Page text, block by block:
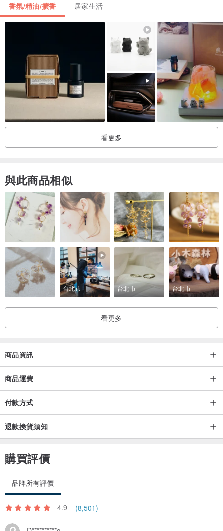
【產地】中國
- 洗手液起泡後，輕輕清洗，然後用冷水或溫水徹底沖洗。
- 清潔肌膚後塗抹護手霜。
- 本產品不是食品或飲料。
-如果它不適合您的皮膚，請停止使用。
・皮膚有傷口、濕疹等異常狀況時請勿使用。
科醫師。如果繼續使用，症狀可能會惡化。
・若不慎進入眼睛或口中，請立即清洗。・避免高溫、高濕、陽光直
射，並存放在兒童接觸不到的地方。
香氛/精油/擴香 居家生活
看更多
與此商品相似
台北市 台北市 台北市
看更多
商品資訊
商品運費
付款方式
退款換貨須知
購買評價
品牌所有評價
4.9 (8,501)